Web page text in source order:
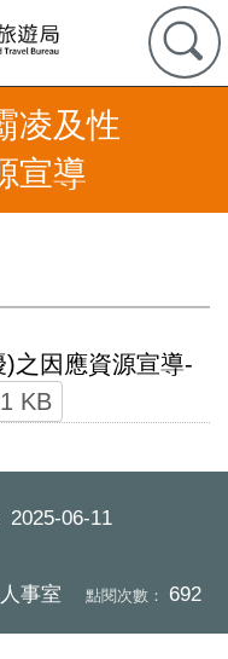
凌及性
宣導
之因應資源宣導-
KB
2025-06-11
事室 點閱次數： 692